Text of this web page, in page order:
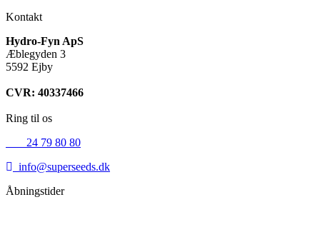
Kontakt
Hydro-Fyn ApS
Æblegyden 3
5592 Ejby
CVR: 40337466
Ring til os
24 79 80 80
info@superseeds.dk
Åbningstider